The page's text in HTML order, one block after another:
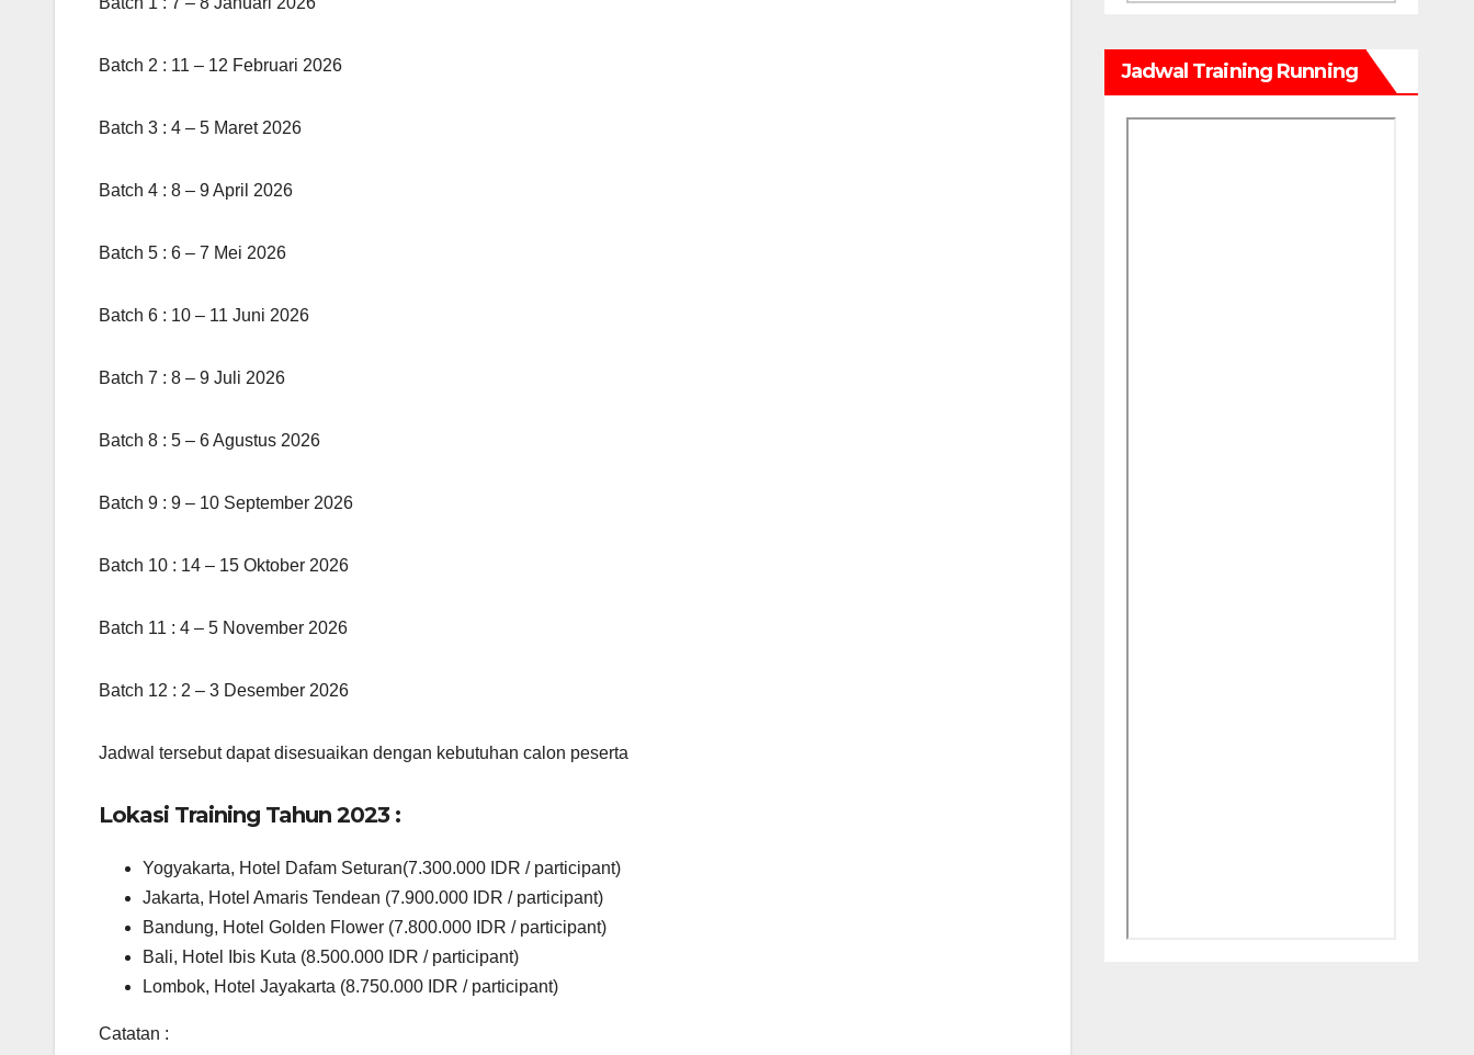
Batch 2 : 11 – 12 Februari 2026
Batch 3 : 4 – 5 Maret 2026
Batch 4 : 8 – 9 April 2026
Batch 5 : 6 – 7 Mei 2026
Batch 6 : 10 – 11 Juni 2026
Batch 7 : 8 – 9 Juli 2026
Batch 8 : 5 – 6 Agustus 2026
Batch 9 : 9 – 10 September 2026
Batch 10 : 14 – 15 Oktober 2026
Batch 11 : 4 – 5 November 2026
Batch 12 : 2 – 3 Desember 2026
Jadwal tersebut dapat disesuaikan dengan kebutuhan calon peserta
Lokasi Training Tahun 2023 :
Yogyakarta, Hotel Dafam Seturan(7.300.000 IDR / participant)
Jakarta, Hotel Amaris Tendean (7.900.000 IDR / participant)
Bandung, Hotel Golden Flower (7.800.000 IDR / participant)
Bali, Hotel Ibis Kuta (8.500.000 IDR / participant)
Lombok, Hotel Jayakarta (8.750.000 IDR / participant)
Catatan :
Jadwal Training Running